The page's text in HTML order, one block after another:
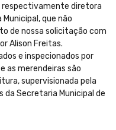
respectivamente diretora
que não
de nossa solicitação com
Alison Freitas.
e inspecionados por
as merendeiras são
supervisionada pela
da Secretaria Municipal de